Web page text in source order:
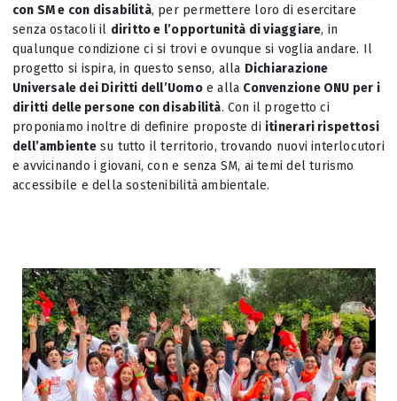
con SM e con disabilità, per permettere loro di esercitare
senza ostacoli il diritto e l’opportunità di viaggiare, in
qualunque condizione ci si trovi e ovunque si voglia andare. Il
progetto si ispira, in questo senso, alla Dichiarazione
Universale dei Diritti dell’Uomoe alla Convenzione ONU per i
diritti delle persone con disabilità. Con il progetto ci
proponiamo inoltre di definire proposte di itinerari rispettosi
dell’ambientesu tutto il territorio, trovando nuovi interlocutori
e avvicinando i giovani, con e senza SM, ai temi del turismo
accessibile e della sostenibilità ambientale.